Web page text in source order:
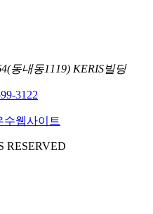
동내동1119) KERIS빌딩
3122
RESERVED